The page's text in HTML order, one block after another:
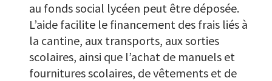
au fonds social lycéen peut être déposée.
L’aide facilite le financement des frais liés à
la cantine, aux transports, aux sorties
scolaires, ainsi que l’achat de manuels et
fournitures scolaires, de vêtements et de